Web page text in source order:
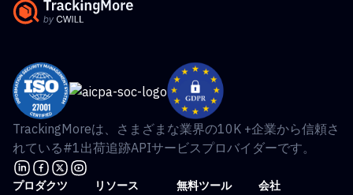
TrackingMoreは、さまざまな業界の10K +企業から信頼さ
れている#1出荷追跡APIサービスプロバイダーです。
プロダクツ
リソース
無料ツール
会社